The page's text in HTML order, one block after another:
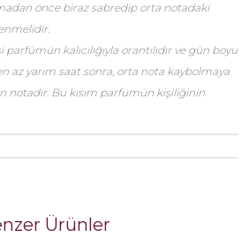
önce biraz sabredip orta notadaki
kalıcılığıyla orantılıdır ve gün boyu
az yarım saat sonra, orta nota kaybolmaya
notadır. Bu kısım parfümün kişiliğinin
Ürünler